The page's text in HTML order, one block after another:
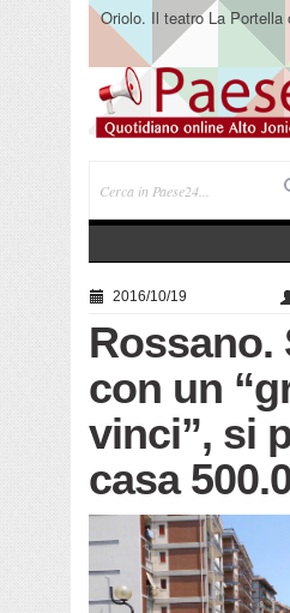
Oriolo. Il teatro La Portella
terra” del
2016/10/19
Rossano.
con un
vinci”, si
casa